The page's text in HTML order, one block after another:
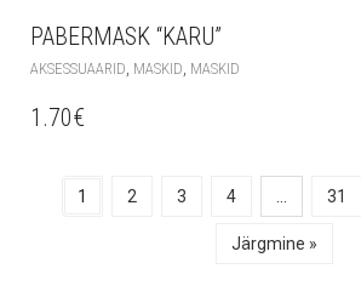
PABERMASK “KARU”
AKSESSUAARID MASKID MASKID
1.70€
1 2 3 4 31
Järgmine »